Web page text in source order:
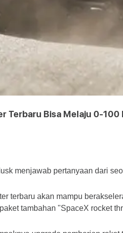
Terbaru Bisa Melaju 0-100
menjawab pertanyaan dari
terbaru akan mampu
tambahan "SpaceX rocket